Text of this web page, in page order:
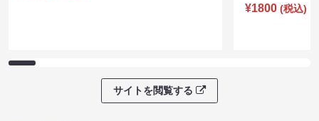
¥1800 (税込)
サイトを閲覧する